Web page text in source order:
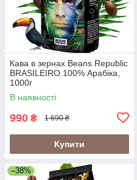
Кава в зернах Beans Republic
BRASILEIRO 100% Арабіка,
1000г
В наявності
990 ₴ 1 690 ₴
Купити
–38%